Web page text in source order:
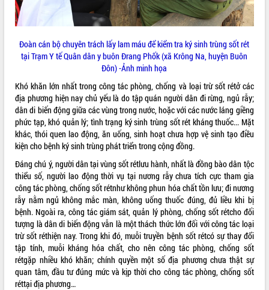
VIDEO
Không có file video nào để phát.
ALBUM ẢNH
Đoàn cán bộ chuyên trách lấy lam máu để kiểm tra ký sinh trùng sốt rét
tại Trạm Y tế Quân dân y buôn Đrang Phốk (xã Krông Na, huyện Buôn
Đôn) -Ảnh minh họa
Khó khăn lớn nhất trong công tác phòng, chống và loại trừ sốt rétở các
địa phương hiện nay chủ yếu là do tập quán người dân đi rừng, ngủ rẫy;
dân di biến động giữa các vùng trong nước, hoặc với các nước láng giềng
phức tạp, khó quản lý; tình trạng ký sinh trùng sốt rét kháng thuốc... Mặt
khác, thói quen lao động, ăn uống, sinh hoạt chưa hợp vệ sinh tạo điều
kiện cho bệnh ký sinh trùng phát triển trong cộng đồng.
Đáng chú ý, người dân tại vùng sốt rétlưu hành, nhất là đồng bào dân tộc
thiểu số, người lao động thời vụ tại nương rẫy chưa tích cực tham gia
công tác phòng, chống sốt rétnhư không phun hóa chất tồn lưu; đi nương
rẫy nằm ngủ không mắc màn, không uống thuốc đúng, đủ liều khi bị
bệnh. Ngoài ra, công tác giám sát, quản lý phòng, chống sốt rétcho đối
tượng là dân di biến động vẫn là một thách thức lớn đối với công tác loại
trừ sốt réthiện nay. Trong khi đó, muỗi truyền bệnh sốt rétcó sự thay đổi
tập tính, muỗi kháng hóa chất, cho nên công tác phòng, chống sốt
rétgặp nhiều khó khăn; chính quyền một số địa phương chưa thật sự
quan tâm, đầu tư đúng mức và kịp thời cho công tác phòng, chống sốt
réttại địa phương…